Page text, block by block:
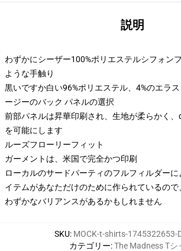
説明
わずかにシーザー100%ポリエステルシフォン
ような手触り
黒いですか白い96%ポリエステル、4%のエラ
ージーのバック パネルの選択
前部パネルは昇華印刷され、生地が柔らかく、
を可能にします
ルーズフローリーフィット
ガーメントは、米国で完全かつ印刷
ローカルのサードパーティのフルフィルダー
イテムがあなただけのために作られているの
わずかなバリアンスがあるかもしれません
SKU: MOCK-t-shirts-1745322653-
カテゴリー:The Madness Tシ